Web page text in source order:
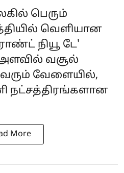
பெரும்
வெளியான
நியூ டே'
வசூல்
வேளையில்,
நட்சத்திரங்களான
More